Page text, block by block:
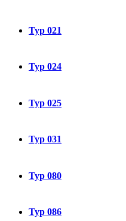
Typ 021
Typ 024
Typ 025
Typ 031
Typ 080
Typ 086